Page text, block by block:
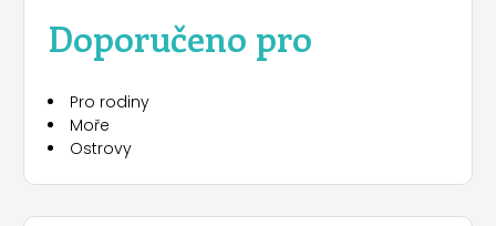
jízdárnou je vzdálena pouhých 200 metrů.
Doporučeno pro
Pro rodiny
Moře
Ostrovy